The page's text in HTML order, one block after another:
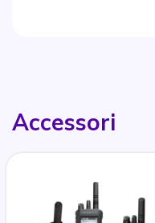
Accessori